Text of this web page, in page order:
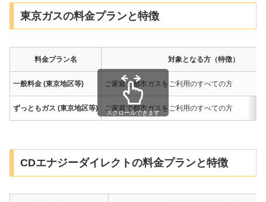
東京ガスの料金プランと特徴
料金プラン名 対象となる方（特徴）
一般料金 (東京地区等) ご家庭で都市ガスをご利用のすべての方
ずっともガス (東京地区等) ご家庭で都市ガスをご利用のすべての方
スクロールできます
CDエナジーダイレクトの料金プランと特徴